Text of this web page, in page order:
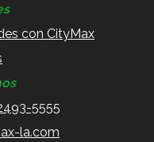
con CityMax
5555
la.com